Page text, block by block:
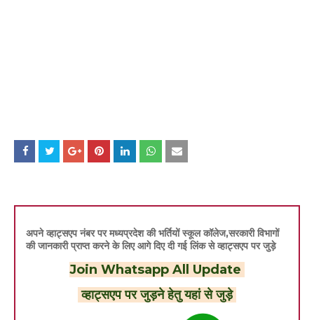
अपने व्हाट्सएप नंबर पर मध्यप्रदेश की भर्तियों स्कूल कॉलेज,सरकारी विभागों
की जानकारी प्राप्त करने के लिए आगे दिए दी गई लिंक से व्हाट्सएप पर जुड़े
Join Whatsapp All Update
व्हाट्सएप पर जुड़ने हेतु यहां से जुड़े